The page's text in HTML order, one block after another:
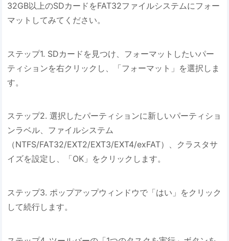
32GB以上のSDカードをFAT32ファイルシステムにフォー
マットしてみてください。
ステップ1. SDカードを見つけ、フォーマットしたいパー
ティションを右クリックし、「フォーマット」を選択しま
す。
ステップ2. 選択したパーティションに新しいパーティショ
ンラベル、ファイルシステム
（NTFS/FAT32/EXT2/EXT3/EXT4/exFAT）、クラスタサ
イズを設定し、「OK」をクリックします。
ステップ3. ポップアップウィンドウで「はい」をクリック
して続行します。